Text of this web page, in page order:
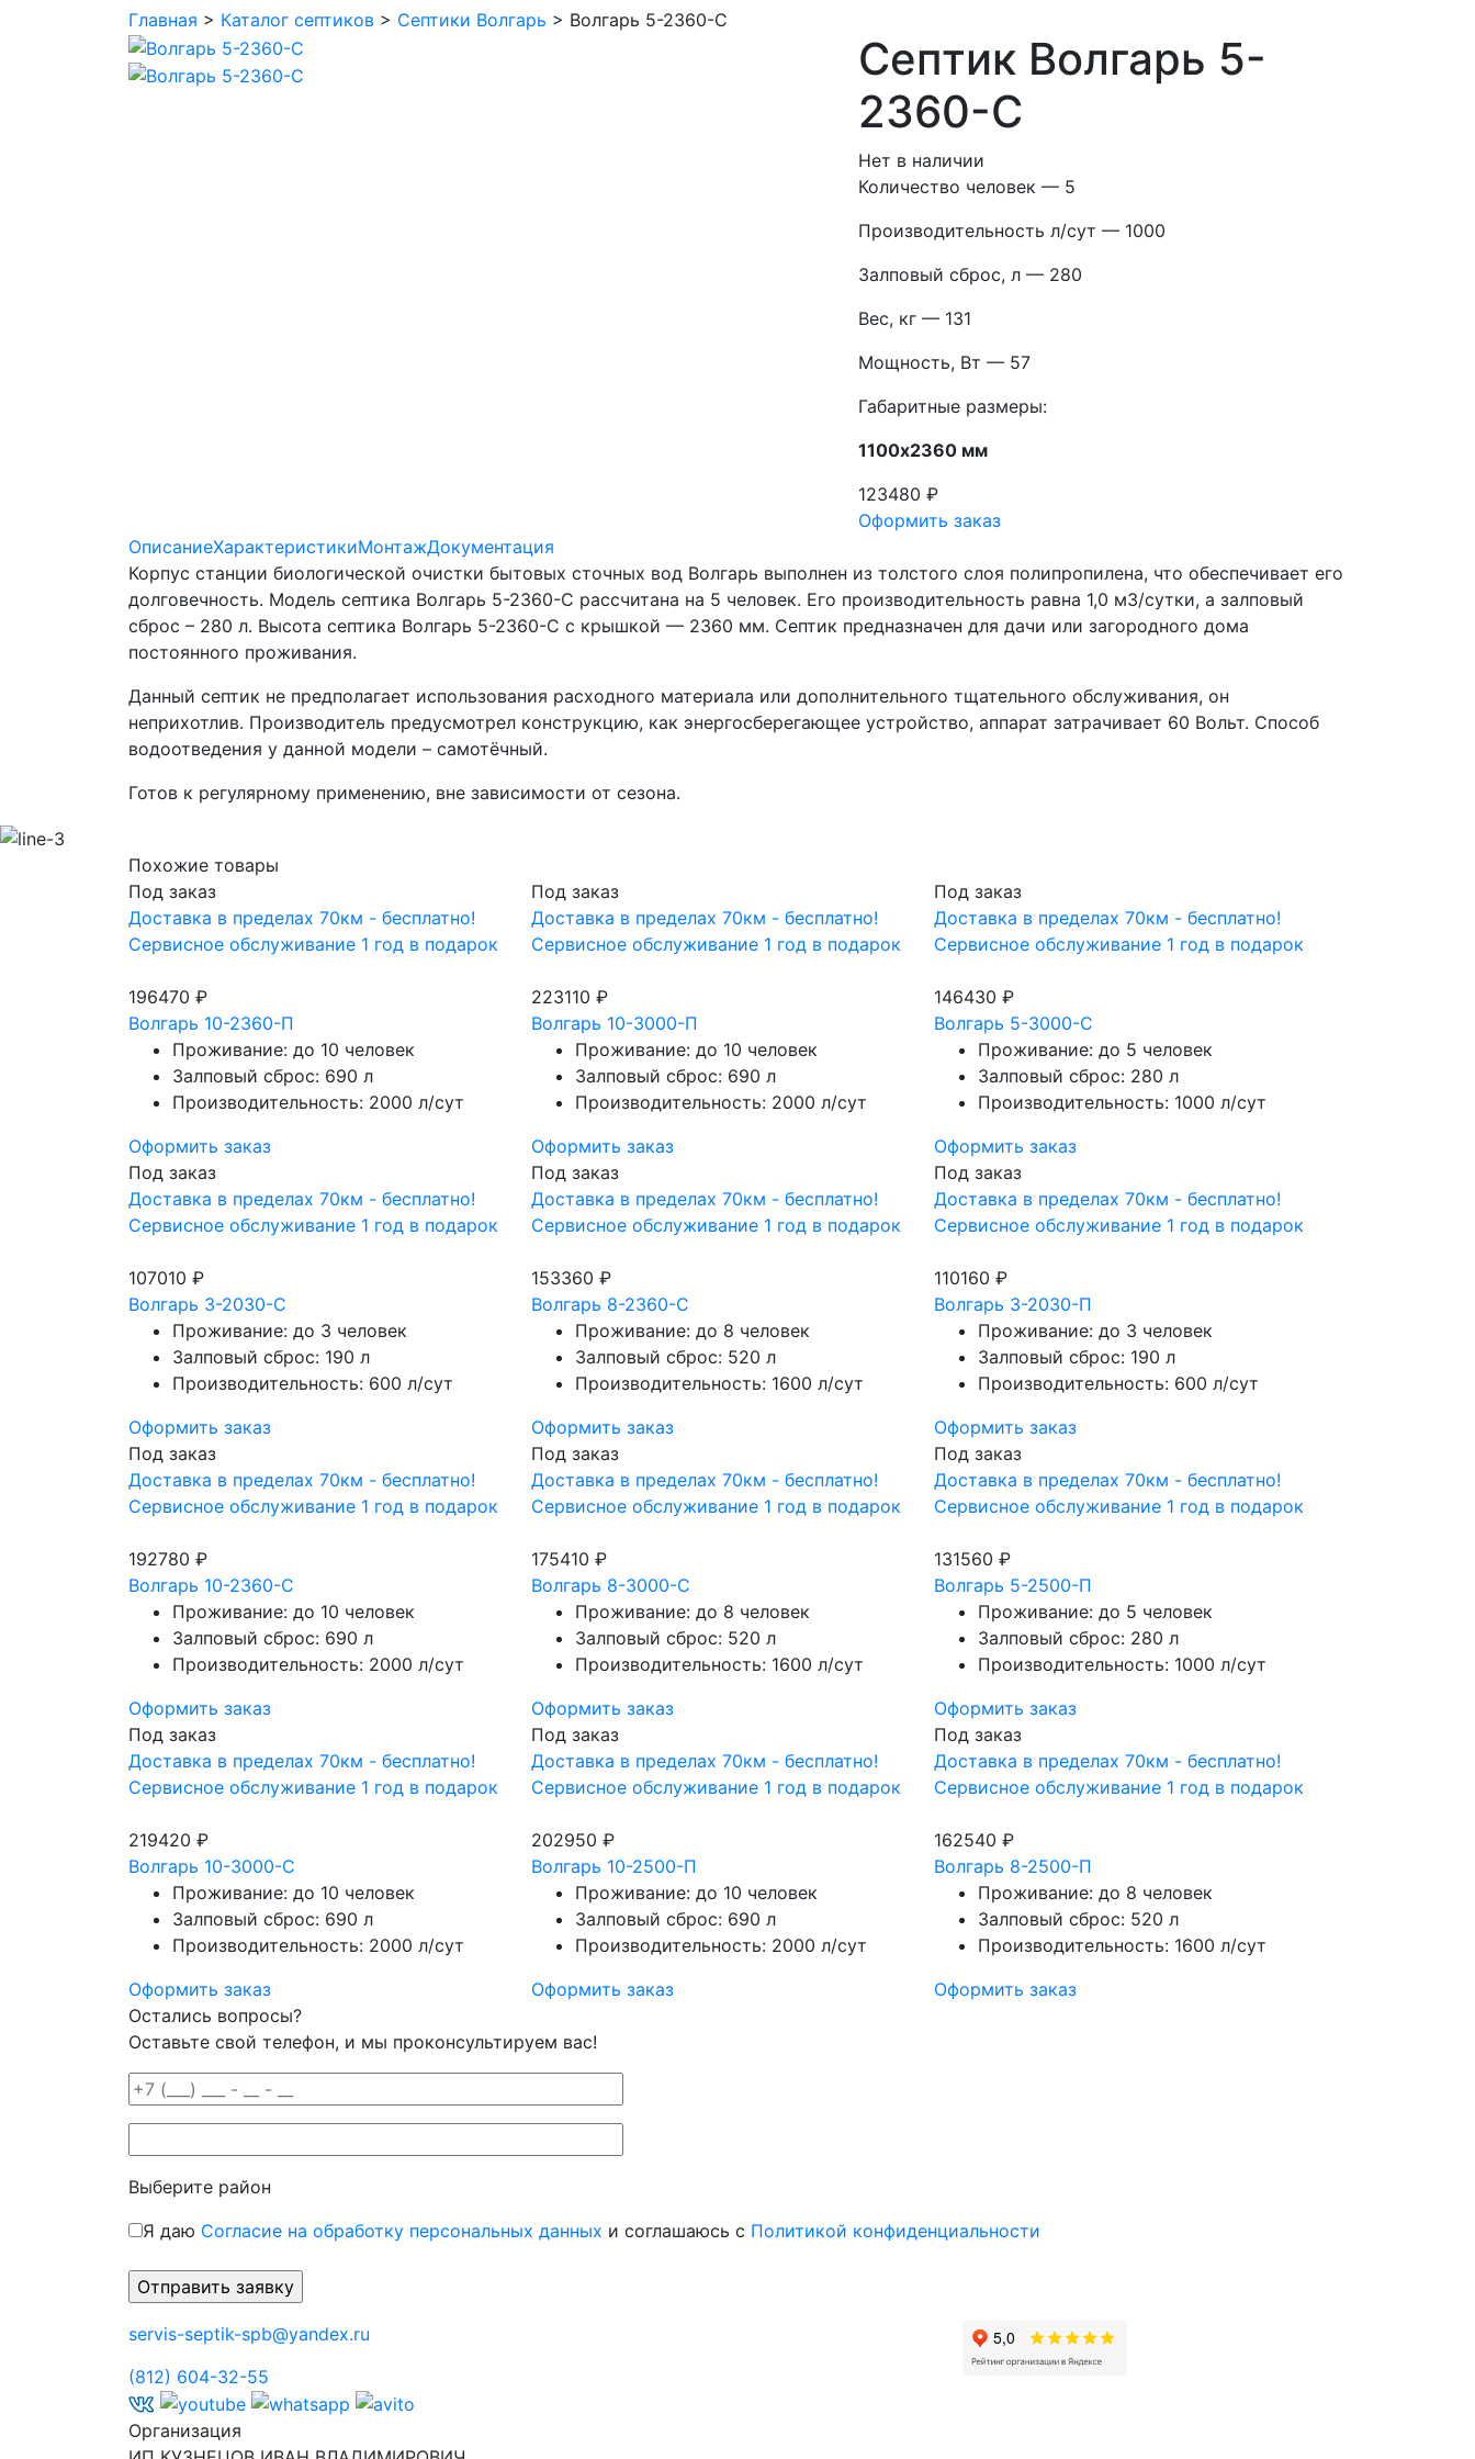
Главная > Каталог септиков > Септики Волгарь > Волгарь 5-2360-С
Септик Волгарь 5-
2360-С
Нет в наличии
Количество человек — 5
Производительность л/сут — 1000
Залповый сброс, л — 280
Вес, кг — 131
Мощность, Вт — 57
Габаритные размеры:
1100х2360 мм
123480 ₽
Оформить заказ
ОписаниеХарактеристикиМонтажДокументация
Корпус станции биологической очистки бытовых сточных вод Волгарь выполнен из толстого слоя полипропилена, что обеспечивает его
долговечность. Модель септика Волгарь 5-2360-С рассчитана на 5 человек. Его производительность равна 1,0 м3/сутки, а залповый
сброс – 280 л. Высота септика Волгарь 5-2360-С с крышкой — 2360 мм. Септик предназначен для дачи или загородного дома
постоянного проживания.
Данный септик не предполагает использования расходного материала или дополнительного тщательного обслуживания, он
неприхотлив. Производитель предусмотрел конструкцию, как энергосберегающее устройство, аппарат затрачивает 60 Вольт. Способ
водоотведения у данной модели – самотёчный.
Готов к регулярному применению, вне зависимости от сезона.
Похожие товары
Под заказ
Доставка в пределах 70км - бесплатно!
Сервисное обслуживание 1 год в подарок
196470 ₽
Волгарь 10-2360-П
Проживание: до 10 человек
Залповый сброс: 690 л
Производительность: 2000 л/сут
Оформить заказ
Под заказ
Доставка в пределах 70км - бесплатно!
Сервисное обслуживание 1 год в подарок
223110 ₽
Волгарь 10-3000-П
Проживание: до 10 человек
Залповый сброс: 690 л
Производительность: 2000 л/сут
Оформить заказ
Под заказ
Доставка в пределах 70км - бесплатно!
Сервисное обслуживание 1 год в подарок
146430 ₽
Волгарь 5-3000-С
Проживание: до 5 человек
Залповый сброс: 280 л
Производительность: 1000 л/сут
Оформить заказ
Под заказ
Доставка в пределах 70км - бесплатно!
Сервисное обслуживание 1 год в подарок
107010 ₽
Волгарь 3-2030-С
Проживание: до 3 человек
Залповый сброс: 190 л
Производительность: 600 л/сут
Оформить заказ
Под заказ
Доставка в пределах 70км - бесплатно!
Сервисное обслуживание 1 год в подарок
153360 ₽
Волгарь 8-2360-С
Проживание: до 8 человек
Залповый сброс: 520 л
Производительность: 1600 л/сут
Оформить заказ
Под заказ
Доставка в пределах 70км - бесплатно!
Сервисное обслуживание 1 год в подарок
110160 ₽
Волгарь 3-2030-П
Проживание: до 3 человек
Залповый сброс: 190 л
Производительность: 600 л/сут
Оформить заказ
Под заказ
Доставка в пределах 70км - бесплатно!
Сервисное обслуживание 1 год в подарок
192780 ₽
Волгарь 10-2360-С
Проживание: до 10 человек
Залповый сброс: 690 л
Производительность: 2000 л/сут
Оформить заказ
Под заказ
Доставка в пределах 70км - бесплатно!
Сервисное обслуживание 1 год в подарок
175410 ₽
Волгарь 8-3000-С
Проживание: до 8 человек
Залповый сброс: 520 л
Производительность: 1600 л/сут
Оформить заказ
Под заказ
Доставка в пределах 70км - бесплатно!
Сервисное обслуживание 1 год в подарок
131560 ₽
Волгарь 5-2500-П
Проживание: до 5 человек
Залповый сброс: 280 л
Производительность: 1000 л/сут
Оформить заказ
Под заказ
Доставка в пределах 70км - бесплатно!
Сервисное обслуживание 1 год в подарок
219420 ₽
Волгарь 10-3000-С
Проживание: до 10 человек
Залповый сброс: 690 л
Производительность: 2000 л/сут
Оформить заказ
Под заказ
Доставка в пределах 70км - бесплатно!
Сервисное обслуживание 1 год в подарок
202950 ₽
Волгарь 10-2500-П
Проживание: до 10 человек
Залповый сброс: 690 л
Производительность: 2000 л/сут
Оформить заказ
Под заказ
Доставка в пределах 70км - бесплатно!
Сервисное обслуживание 1 год в подарок
162540 ₽
Волгарь 8-2500-П
Проживание: до 8 человек
Залповый сброс: 520 л
Производительность: 1600 л/сут
Оформить заказ
Остались вопросы?
Оставьте свой телефон, и мы проконсультируем вас!
Выберите район
Я даю Согласие на обработку персональных данных и соглашаюсь с Политикой конфиденциальности
servis-septik-spb@yandex.ru
(812) 604-32-55
Организация